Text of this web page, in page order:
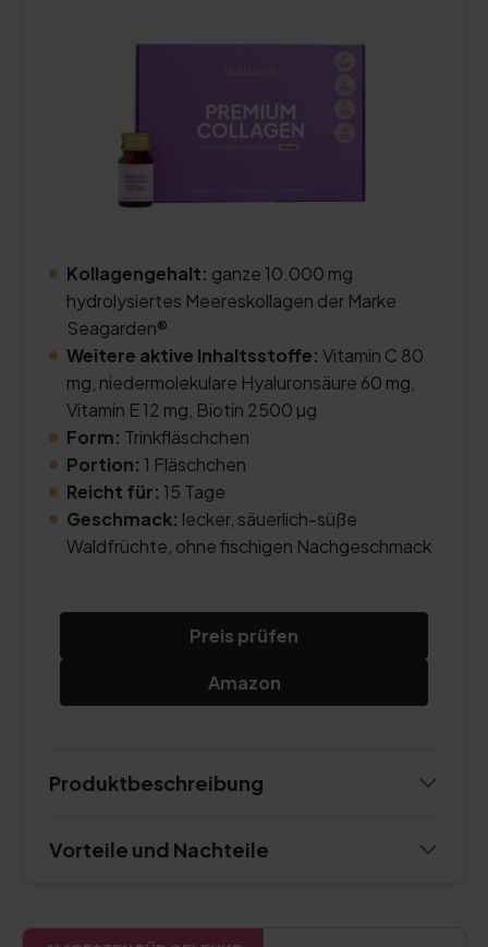
Kollagengehalt: ganze 10.000 mg
hydrolysiertes Meereskollagen der Marke
Seagarden®
Weitere aktive Inhaltsstoffe: Vitamin C 80
mg, niedermolekulare Hyaluronsäure 60 mg,
Vitamin E 12 mg, Biotin 2500 µg
Form: Trinkfläschchen
Portion: 1 Fläschchen
Reicht für: 15 Tage
Geschmack: lecker, säuerlich-süße
Waldfrüchte, ohne fischigen Nachgeschmack
Preis prüfen
Amazon
Produktbeschreibung
Vorteile und Nachteile